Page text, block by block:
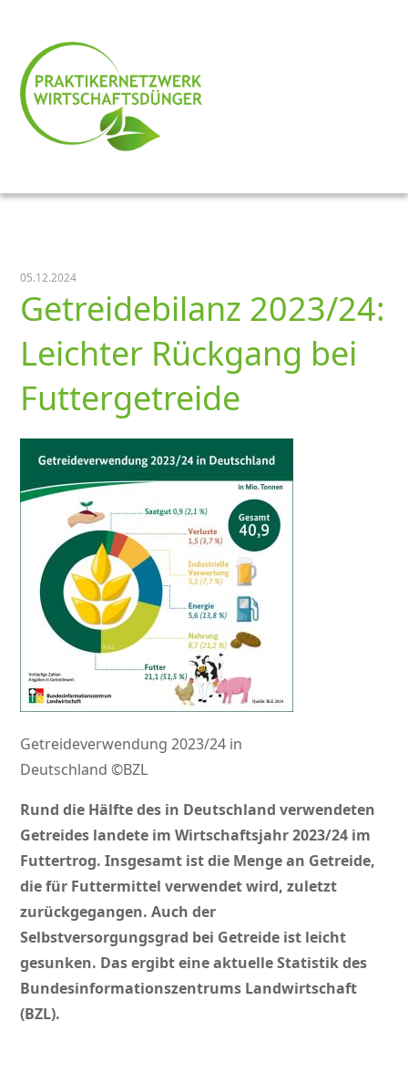
05.12.2024
Getreidebilanz 2023/24:
Leichter Rückgang bei
Futtergetreide
Getreideverwendung 2023/24 in
Deutschland ©BZL
Rund die Hälfte des in Deutschland verwendeten
Getreides landete im Wirtschaftsjahr 2023/24 im
Futtertrog. Insgesamt ist die Menge an Getreide,
die für Futtermittel verwendet wird, zuletzt
zurückgegangen. Auch der
Selbstversorgungsgrad bei Getreide ist leicht
gesunken. Das ergibt eine aktuelle Statistik des
Bundesinformationszentrums Landwirtschaft
(BZL).